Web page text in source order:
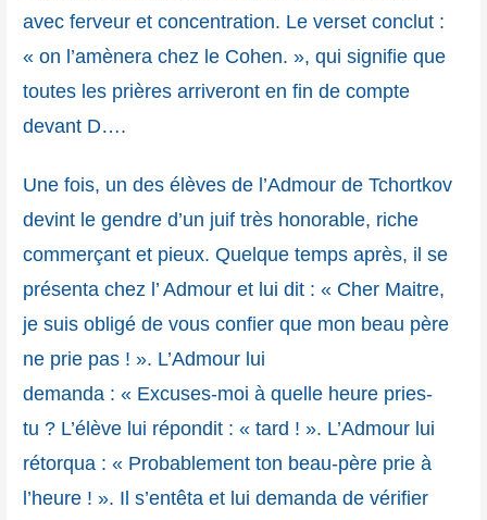
avec ferveur et concentration. Le verset conclut :
« on l’amènera chez le Cohen. », qui signifie que
toutes les prières arriveront en fin de compte
devant D….
Une fois, un des élèves de l’Admour de Tchortkov
devint le gendre d’un juif très honorable, riche
commerçant et pieux. Quelque temps après, il se
présenta chez l’ Admour et lui dit : « Cher Maitre,
je suis obligé de vous confier que mon beau père
ne prie pas ! ». L’Admour lui
demanda : « Excuses-moi à quelle heure pries-
tu ? L’élève lui répondit : « tard ! ». L’Admour lui
rétorqua : « Probablement ton beau-père prie à
l’heure ! ». Il s’entêta et lui demanda de vérifier